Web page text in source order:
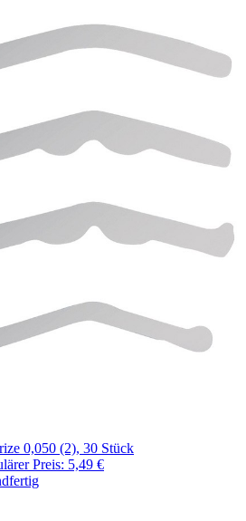
0,050 (2), 30 Stück
Preis: 5,49 €